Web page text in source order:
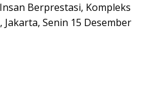
Berprestasi, Kompleks
Senin 15 Desember